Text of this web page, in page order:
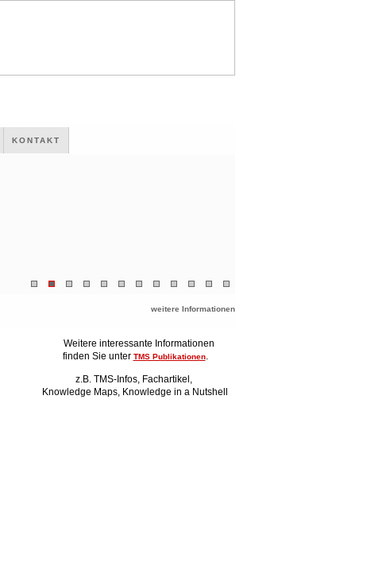
KONTAKT
weitere Informationen
Weitere interessante Informationen
finden Sie unter TMS Publikationen.
z.B. TMS-Infos, Fachartikel,
Knowledge Maps, Knowledge in a Nutshell